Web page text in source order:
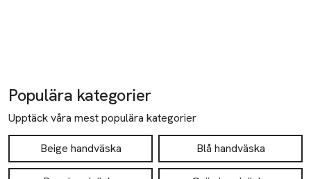
Populära kategorier
Upptäck våra mest populära kategorier
Beige handväska Blå handväska